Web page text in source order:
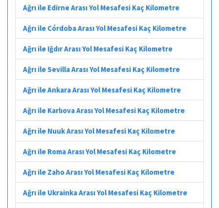
Ağrı ile Edirne Arası Yol Mesafesi Kaç Kilometre
Ağrı ile Córdoba Arası Yol Mesafesi Kaç Kilometre
Ağrı ile Iğdır Arası Yol Mesafesi Kaç Kilometre
Ağrı ile Sevilla Arası Yol Mesafesi Kaç Kilometre
Ağrı ile Ankara Arası Yol Mesafesi Kaç Kilometre
Ağrı ile Karlıova Arası Yol Mesafesi Kaç Kilometre
Ağrı ile Nuuk Arası Yol Mesafesi Kaç Kilometre
Ağrı ile Roma Arası Yol Mesafesi Kaç Kilometre
Ağrı ile Zaho Arası Yol Mesafesi Kaç Kilometre
Ağrı ile Ukrainka Arası Yol Mesafesi Kaç Kilometre